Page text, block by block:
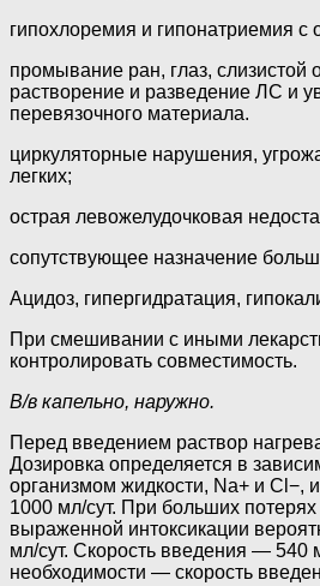
гипохлоремия и гипонатриемия с
промывание ран, глаз, слизистой
растворение и разведение ЛС и
перевязочного материала.
циркуляторные нарушения,
легких;
острая левожелудочковая
сопутствующее назначение
Ацидоз, гипергидратация,
При смешивании с иными
контролировать совместимость.
В/в капельно, наружно.
Перед введением раствор
Дозировка определяется в
организмом жидкости, Na+ и Cl−,
1000 мл/сут. При больших потерях
выраженной интоксикации
мл/сут. Скорость введения — 540
необходимости — скорость